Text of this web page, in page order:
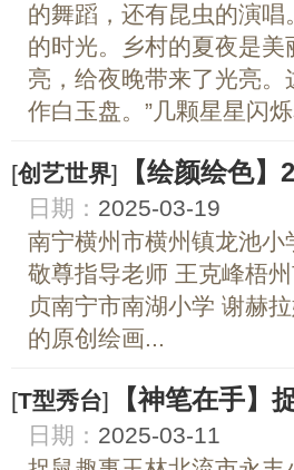
的舞蹈，还有昆虫的演
的时光。乡村的夏夜是
亮，给夜晚带来了光亮
作白玉盘。”几颗星星闪
[创艺世界] 【绘颜绘色
日期： 2025-03-19
南宁横州市横州镇龙池
敬尊指导老师 王克峰梧
贞南宁市南湖小学 谢赫
的原创绘画...
[T型秀台] 【神笔在手】
日期： 2025-03-11